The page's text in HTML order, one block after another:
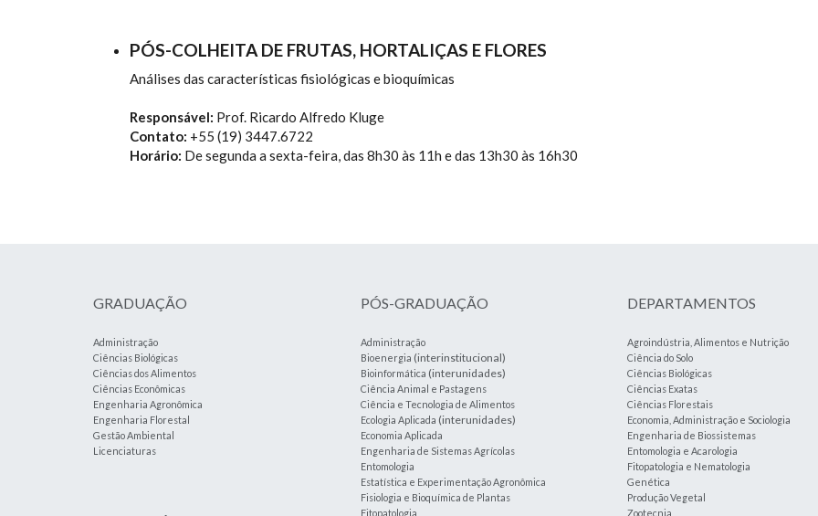
PÓS-COLHEITA DE FRUTAS, HORTALIÇAS E FLORES
Análises das características fisiológicas e bioquímicas
Responsável: Prof. Ricardo Alfredo Kluge
Contato: +55 (19) 3447.6722
Horário: De segunda a sexta-feira, das 8h30 às 11h e das 13h30 às 16h30
GRADUAÇÃO
Administração
Ciências Biológicas
Ciências dos Alimentos
Ciências Econômicas
Engenharia Agronômica
Engenharia Florestal
Gestão Ambiental
Licenciaturas
PÓS-GRADUAÇÃO
Administração
Bioenergia (interinstitucional)
Bioinformática (interunidades)
Ciência Animal e Pastagens
Ciência e Tecnologia de Alimentos
Ecologia Aplicada (interunidades)
Economia Aplicada
Engenharia de Sistemas Agrícolas
Entomologia
Estatística e Experimentação Agronômica
Fisiologia e Bioquímica de Plantas
Fitopatologia
DEPARTAMENTOS
Agroindústria, Alimentos e Nutrição
Ciência do Solo
Ciências Biológicas
Ciências Exatas
Ciências Florestais
Economia, Administração e Sociologia
Engenharia de Biossistemas
Entomologia e Acarologia
Fitopatologia e Nematologia
Genética
Produção Vegetal
Zootecnia